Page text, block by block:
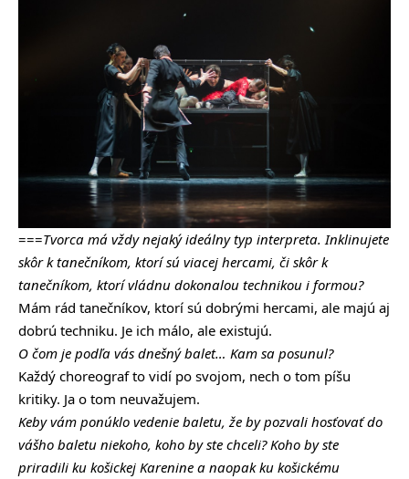
===Tvorca má vždy nejaký ideálny typ interpreta. Inklinujete
skôr k tanečníkom, ktorí sú viacej hercami, či skôr k
tanečníkom, ktorí vládnu dokonalou technikou i formou?
Mám rád tanečníkov, ktorí sú dobrými hercami, ale majú aj
dobrú techniku. Je ich málo, ale existujú.
O čom je podľa vás dnešný balet… Kam sa posunul?
Každý choreograf to vidí po svojom, nech o tom píšu
kritiky. Ja o tom neuvažujem.
Keby vám ponúklo vedenie baletu, že by pozvali hosťovať do
vášho baletu niekoho, koho by ste chceli? Koho by ste
priradili ku košickej Karenine a naopak ku košickému